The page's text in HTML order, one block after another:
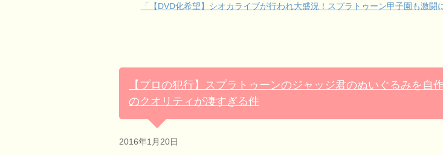
「【DVD化希望】シオカライブが行われ大盛況！スプラトゥーン甲子園も激闘
【プロの犯行】スプラトゥーンのジャッジ君のぬいぐるみを自
のクオリティが凄すぎる件
2016年1月20日